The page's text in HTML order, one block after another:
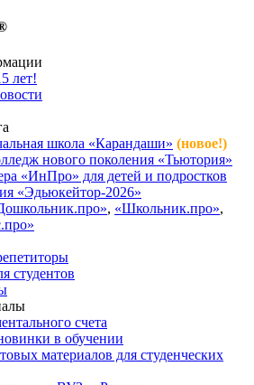
лет!
школа «Карандаши» (новое!)
нового поколения «Тьютория»
«ИнПро» для детей и подростков
«Эдьюкейтор-2026»
, «Школьник.про»,
студентов
счета
в обучении
материалов для студенческих